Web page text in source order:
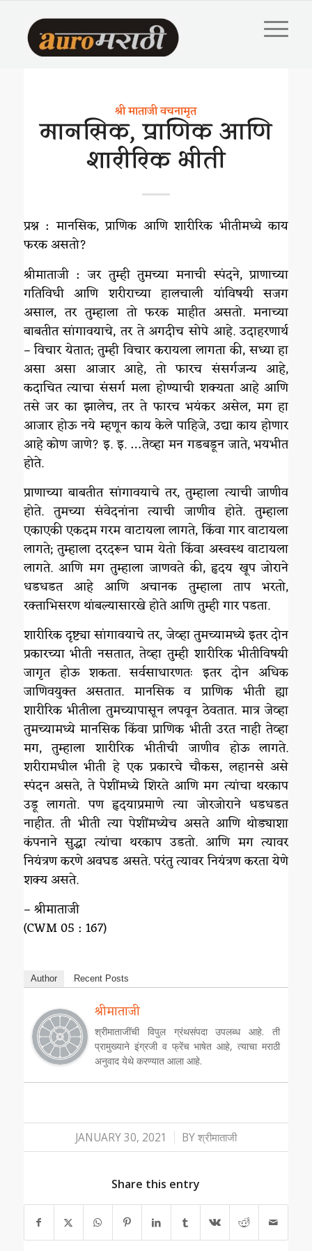
श्री माताजी वचनामृत
मानसिक, प्राणिक आणि
शारीरिक भीती
प्रश्न : मानसिक, प्राणिक आणि शारीरिक भीतीमध्ये काय
फरक असतो?
श्रीमाताजी : जर तुम्ही तुमच्या मनाची स्पंदने, प्राणाच्या
गतिविधी आणि शरीराच्या हालचाली यांविषयी सजग
असाल, तर तुम्हाला तो फरक माहीत असतो. मनाच्या
बाबतीत सांगावयाचे, तर ते अगदीच सोपे आहे. उदाहरणार्थ
– विचार येतात; तुम्ही विचार करायला लागता की, सध्या हा
असा असा आजार आहे, तो फारच संसर्गजन्य आहे,
कदाचित त्याचा संसर्ग मला होण्याची शक्यता आहे आणि
तसे जर का झालेच, तर ते फारच भयंकर असेल, मग हा
आजार होऊ नये म्हणून काय केले पाहिजे, उद्या काय होणार
आहे कोण जाणे? इ. इ. …तेव्हा मन गडबडून जाते, भयभीत
होते.
प्राणाच्या बाबतीत सांगावयाचे तर, तुम्हाला त्याची जाणीव
होते. तुमच्या संवेदनांना त्याची जाणीव होते. तुम्हाला
एकाएकी एकदम गरम वाटायला लागते, किंवा गार वाटायला
लागते; तुम्हाला दरदरून घाम येतो किंवा अस्वस्थ वाटायला
लागते. आणि मग तुम्हाला जाणवते की, हृदय खूप जोराने
धडधडत आहे आणि अचानक तुम्हाला ताप भरतो,
रक्ताभिसरण थांबल्यासारखे होते आणि तुम्ही गार पडता.
शारीरिक दृष्ट्या सांगावयाचे तर, जेव्हा तुमच्यामध्ये इतर दोन
प्रकारच्या भीती नसतात, तेव्हा तुम्ही शारीरिक भीतीविषयी
जागृत होऊ शकता. सर्वसाधारणतः इतर दोन अधिक
जाणिवयुक्त असतात. मानसिक व प्राणिक भीती ह्या
शारीरिक भीतीला तुमच्यापासून लपवून ठेवतात. मात्र जेव्हा
तुमच्यामध्ये मानसिक किंवा प्राणिक भीती उरत नाही तेव्हा
मग, तुम्हाला शारीरिक भीतीची जाणीव होऊ लागते.
शरीरामधील भीती हे एक प्रकारचे चौकस, लहानसे असे
स्पंदन असते, ते पेशींमध्ये शिरते आणि मग त्यांचा थरकाप
उडू लागतो. पण हृदयाप्रमाणे त्या जोरजोराने धडधडत
नाहीत. ती भीती त्या पेशींमध्येच असते आणि थोड्याशा
कंपनाने सुद्धा त्यांचा थरकाप उडतो. आणि मग त्यावर
नियंत्रण करणे अवघड असते. परंतु त्यावर नियंत्रण करता येणे
शक्य असते.
– श्रीमाताजी
(CWM 05 : 167)
Author Recent Posts
श्रीमाताजी
श्रीमाताजींची विपुल ग्रंथसंपदा उपलब्ध आहे. ती
प्रामुख्याने इंग्रजी व फ्रेंच भाषेत आहे, त्याचा मराठी
अनुवाद येथे करण्यात आला आहे.
JANUARY 30, 2021
/ BYश्रीमाताजी
Share this entry